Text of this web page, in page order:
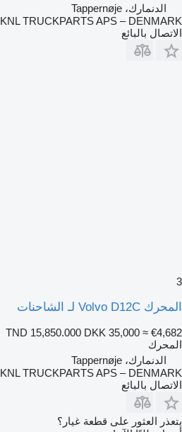
الدنمارك، Tappernøje
KNL TRUCKPARTS APS – DENMARK
الاتصال بالبائع
3
المحرك Volvo D12C لـ الشاحنات
TND 15,850.000 DKK 35,000 ≈ €4,682
المحرك
الدنمارك، Tappernøje
KNL TRUCKPARTS APS – DENMARK
الاتصال بالبائع
يتعذر العثور على قطعة غيار؟